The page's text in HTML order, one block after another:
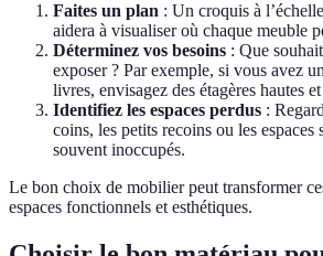
Faites un plan : Un croquis à
aidera à visualiser où chaque meuble
Déterminez vos besoins : Que
exposer ? Par exemple, si vous avez
livres, envisagez des étagères hautes
Identifiez les espaces perdus :
coins, les petits recoins ou les espaces
souvent inoccupés.
Le bon choix de mobilier peut transformer
espaces fonctionnels et esthétiques.